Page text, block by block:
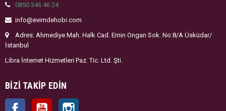
0850 346 46 24
info@evimdehobi.com
Adres: Ahmediye Mah. Halk Cad. Emin Ongan Sok. No:8/A Üsküdar/
İstanbul
Libra İnternet Hizmetleri Paz. Tic. Ltd. Şti.
BIZI TAKIP EDIN
Facebook YouTube